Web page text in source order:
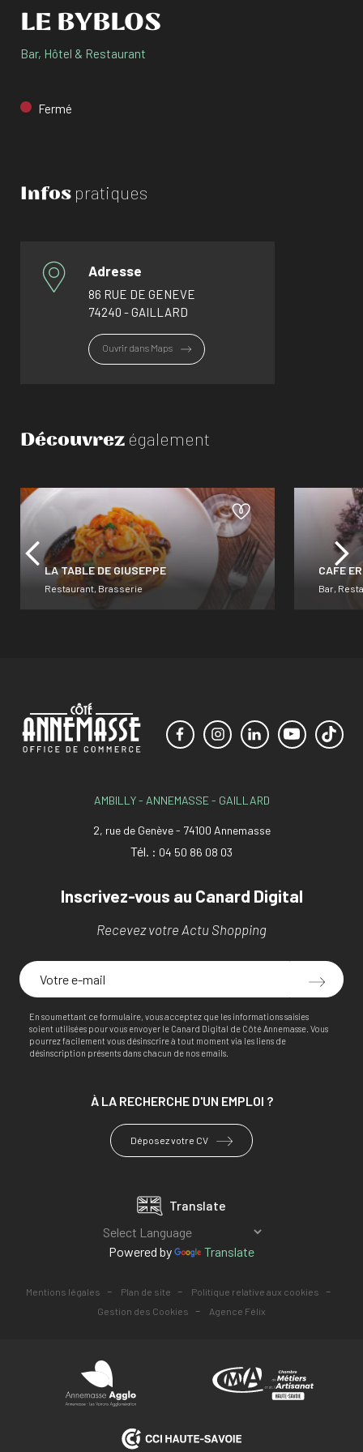
LE BYBLOS
Bar, Hôtel & Restaurant
Fermé
Infos pratiques
Adresse
86 RUE DE GENEVE
74240 - GAILLARD
Ouvrir dans Maps
Découvrez également
LA TABLE DE GIUSEPPE
Restaurant, Brasserie
CAFE
Bar,
AMBILLY - ANNEMASSE - GAILLARD
2, rue de Genève - 74100 Annemasse
Tél. : 04 50 86 08 03
Inscrivez-vous au Canard Digital
Recevez votre Actu Shopping
En soumettant ce formulaire, vous acceptez que les informations saisies
soient utilisées pour vous envoyer le Canard Digital de Côté Annemasse. Vous
pourrez facilement vous désinscrire à tout moment via les liens de
désinscription présents dans chacun de nos emails.
À LA RECHERCHE D'UN EMPLOI ?
Déposez votre CV
Translate
Powered by Translate
Mentions légales - Plan de site - Politique relative aux cookies -
Gestion des Cookies - Agence Félix